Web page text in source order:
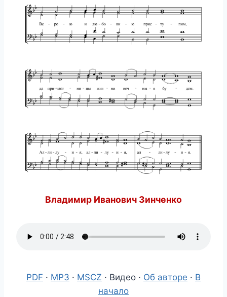
Владимир Иванович Зинченко
PDF · MP3 · MSCZ · Видео · Об авторе · В
начало